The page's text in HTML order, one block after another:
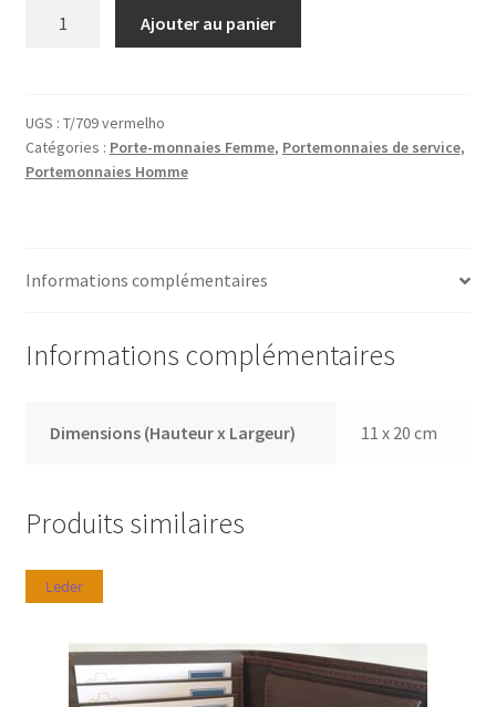
de
service
T/709
Ajouter au panier
UGS : T/709 vermelho
Catégories : Porte-monnaies Femme, Portemonnaies de service,
Portemonnaies Homme
Informations complémentaires
Informations complémentaires
Dimensions (Hauteur x Largeur) 11 x 20 cm
Produits similaires
Leder